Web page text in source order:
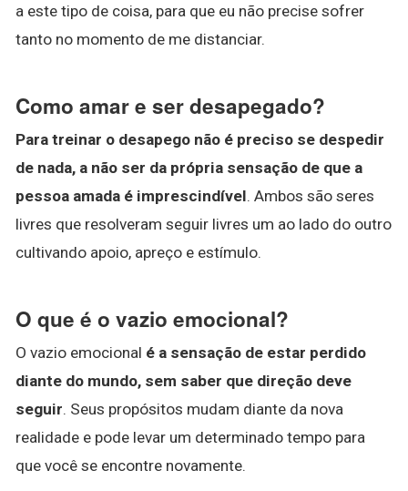
a este tipo de coisa, para que eu não precise sofrer
tanto no momento de me distanciar.
Como amar e ser desapegado?
Para treinar o desapego não é preciso se despedir
de nada, a não ser da própria sensação de que a
pessoa amada é imprescindível. Ambos são seres
livres que resolveram seguir livres um ao lado do outro
cultivando apoio, apreço e estímulo.
O que é o vazio emocional?
O vazio emocional é a sensação de estar perdido
diante do mundo, sem saber que direção deve
seguir. Seus propósitos mudam diante da nova
realidade e pode levar um determinado tempo para
que você se encontre novamente.